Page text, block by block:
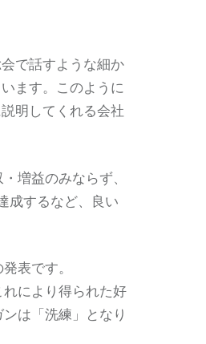
で話すような細か
ます。このように
明してくれる会社
増益のみならず、
成するなど、良い
表です。
により得られた好
は「洗練」となり